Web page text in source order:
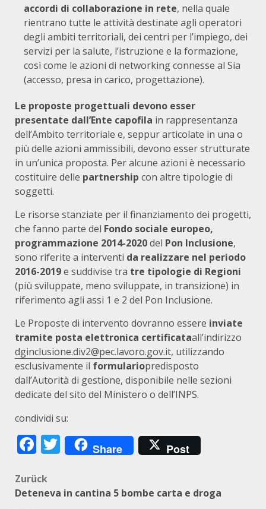
accordi di collaborazione in rete, nella quale
rientrano tutte le attività destinate agli operatori
degli ambiti territoriali, dei centri per l’impiego, dei
servizi per la salute, l’istruzione e la formazione,
così come le azioni di networking connesse al Sia
(accesso, presa in carico, progettazione).
Le proposte progettuali devono esser
presentate dall’Ente capofila in rappresentanza
dell’Ambito territoriale e, seppur articolate in una o
più delle azioni ammissibili, devono esser strutturate
in un’unica proposta. Per alcune azioni è necessario
costituire delle partnership con altre tipologie di
soggetti.
Le risorse stanziate per il finanziamento dei progetti,
che fanno parte del Fondo sociale europeo,
programmazione 2014-2020del Pon Inclusione,
sono riferite a interventi da realizzare nel periodo
2016-2019e suddivise tra tre tipologie di Regioni
(più sviluppate, meno sviluppate, in transizione) in
riferimento agli assi 1 e 2 del Pon Inclusione.
Le Proposte di intervento dovranno essere inviate
tramite posta elettronica certificataall’indirizzo
dginclusione.div2@pec.lavoro.gov.it, utilizzando
esclusivamente il formulariopredisposto
dall’Autorità di gestione, disponibile nelle sezioni
dedicate del sito del Ministero o dell’INPS.
condividi su:
Facebook
Twitter
Share Post
Beitragsnavigation
Zurück
Deteneva in cantina 5 bombe carta e droga